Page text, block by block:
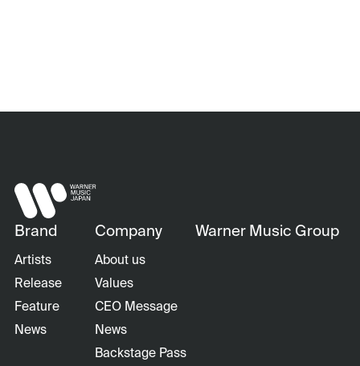
Brand
Artists
Release
Feature
News
Company
About us
Values
CEO Message
News
Backstage Pass
Warner Music Group